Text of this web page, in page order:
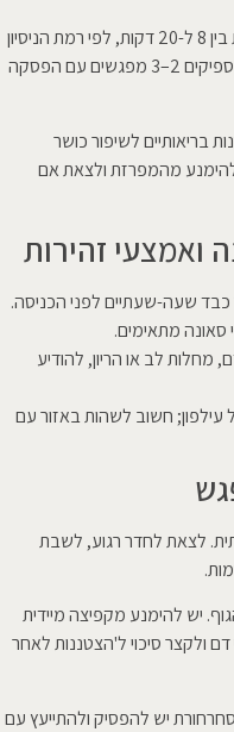
למפגש יחיד מומלץ להיות בין 8 ל-20 דקות, לפי רמת הניסיון
והטמפרטורה. למרבית המבוגרים הבריאים מספיקים 2–3 מפגשים עם הפסקה
בריאותיים לשיפור כושר
מהמפרזת ולצאת אם
ואמצעי זהירות
כבד שעה-שעתיים לפני הכניסה.
מתאימים.
מחלות לב או הריון, להודיע
עילפון; חשוב לשהות באזור עם
לצאת לחדר רגוע, לשבת
יש להימנע מקפיצה מיידית
דם ולקצר סיכוי ל'הצטננות לאחר
יש להפסיק ולהתייעץ עם